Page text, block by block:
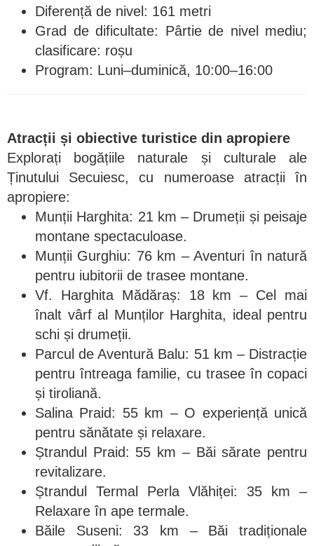
Diferență de nivel: 161 metri
Grad de dificultate: Pârtie de nivel mediu;
clasificare: roșu
Program: Luni–duminică, 10:00–16:00
Atracții și obiective turistice din apropiere
Explorați bogățiile naturale și culturale ale
Ținutului Secuiesc, cu numeroase atracții în
apropiere:
Munții Harghita: 21 km – Drumeții și peisaje
montane spectaculoase.
Munții Gurghiu: 76 km – Aventuri în natură
pentru iubitorii de trasee montane.
Vf. Harghita Mădăraș: 18 km – Cel mai
înalt vârf al Munților Harghita, ideal pentru
schi și drumeții.
Parcul de Aventură Balu: 51 km – Distracție
pentru întreaga familie, cu trasee în copaci
și tiroliană.
Salina Praid: 55 km – O experiență unică
pentru sănătate și relaxare.
Ștrandul Praid: 55 km – Băi sărate pentru
revitalizare.
Ștrandul Termal Perla Vlăhiței: 35 km –
Relaxare în ape termale.
Băile Suseni: 33 km – Băi tradiționale